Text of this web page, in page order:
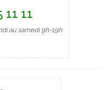
11 11
au samedi 9h-19h